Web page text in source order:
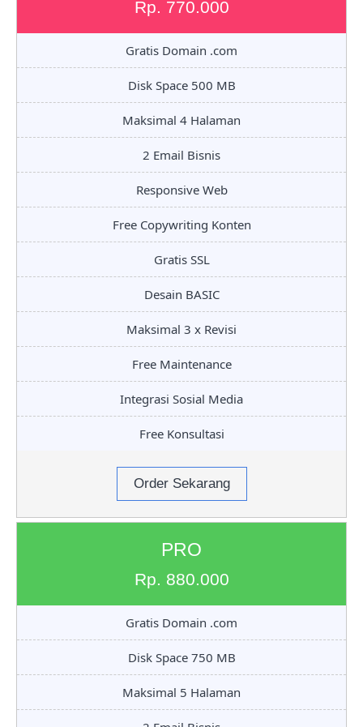
Rp. 770.000
Gratis Domain .com
Disk Space 500 MB
Maksimal 4 Halaman
2 Email Bisnis
Responsive Web
Free Copywriting Konten
Gratis SSL
Desain BASIC
Maksimal 3 x Revisi
Free Maintenance
Integrasi Sosial Media
Free Konsultasi
Order Sekarang
PRO
Rp. 880.000
Gratis Domain .com
Disk Space 750 MB
Maksimal 5 Halaman